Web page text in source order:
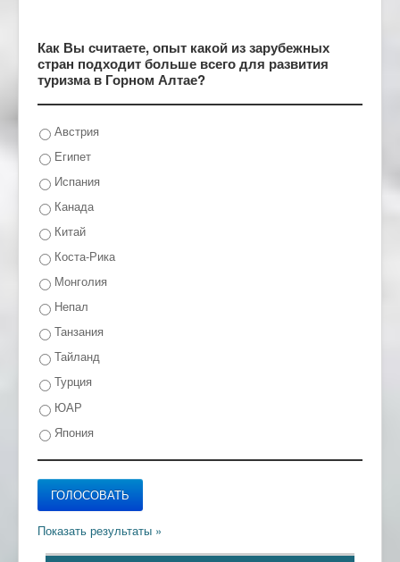
Как Вы считаете, опыт какой из зарубежных
стран подходит больше всего для развития
туризма в Горном Алтае?
Австрия
Египет
Испания
Канада
Китай
Коста-Рика
Монголия
Непал
Танзания
Тайланд
Турция
ЮАР
Япония